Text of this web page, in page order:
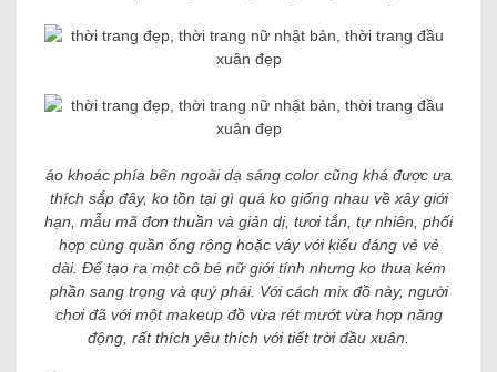
áo khoác phía bên ngoài dạ sáng color cũng khá được ưa
thích sắp đây, ko tồn tại gì quá ko giống nhau về xây giới
hạn, mẫu mã đơn thuần và giản dị, tươi tắn, tự nhiên, phối
hợp cùng quần ống rộng hoặc váy với kiểu dáng vẻ vẻ
dài. Để tạo ra một cô bé nữ giới tính nhưng ko thua kém
phần sang trọng và quý phái. Với cách mix đồ này, người
chơi đã với một makeup đồ vừa rét mướt vừa hợp năng
động, rất thích yêu thích với tiết trời đầu xuân.